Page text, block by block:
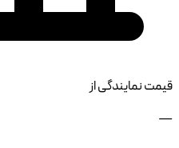
قیمت نمایندگی از
—